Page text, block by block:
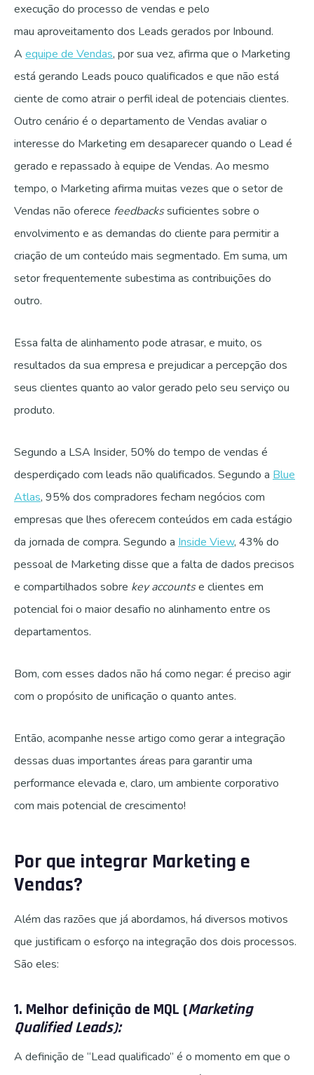
execução do processo de vendas e pelo
mau aproveitamento dos Leads gerados por Inbound.
A equipe de Vendas, por sua vez, afirma que o Marketing
está gerando Leads pouco qualificados e que não está
ciente de como atrair o perfil ideal de potenciais clientes.
Outro cenário é o departamento de Vendas avaliar o
interesse do Marketing em desaparecer quando o Lead é
gerado e repassado à equipe de Vendas. Ao mesmo
tempo, o Marketing afirma muitas vezes que o setor de
Vendas não oferece feedbackssuficientes sobre o
envolvimento e as demandas do cliente para permitir a
criação de um conteúdo mais segmentado. Em suma, um
setor frequentemente subestima as contribuições do
outro.
Essa falta de alinhamento pode atrasar, e muito, os
resultados da sua empresa e prejudicar a percepção dos
seus clientes quanto ao valor gerado pelo seu serviço ou
produto.
Segundo a LSA Insider, 50% do tempo de vendas é
desperdiçado com leads não qualificados. Segundo a Blue
Atlas, 95% dos compradores fecham negócios com
empresas que lhes oferecem conteúdos em cada estágio
da jornada de compra. Segundo a Inside View, 43% do
pessoal de Marketing disse que a falta de dados precisos
e compartilhados sobre key accountse clientes em
potencial foi o maior desafio no alinhamento entre os
departamentos.
Bom, com esses dados não há como negar: é preciso agir
com o propósito de unificação o quanto antes.
Então, acompanhe nesse artigo como gerar a integração
dessas duas importantes áreas para garantir uma
performance elevada e, claro, um ambiente corporativo
com mais potencial de crescimento!
Por que integrar Marketing e
Vendas?
Além das razões que já abordamos, há diversos motivos
que justificam o esforço na integração dos dois processos.
São eles:
1. Melhor definição de MQL (Marketing
Qualified Leads):
A definição de “Lead qualificado” é o momento em que o